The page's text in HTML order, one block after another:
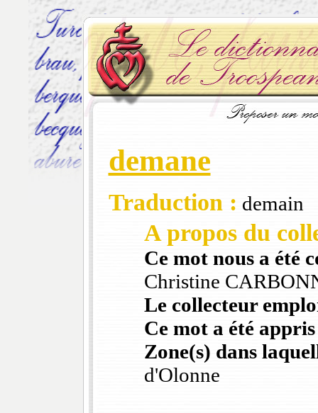
demane
Traduction : demain
A propos du
Ce mot nous a été
Christine
Le collecteur
Ce mot a été
Zone(s) dans
d'Olonne